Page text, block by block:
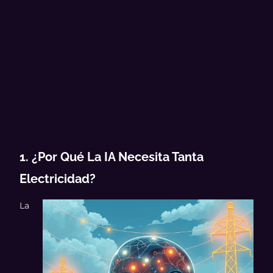
1. ¿Por Qué La IA Necesita Tanta
Electricidad?
La